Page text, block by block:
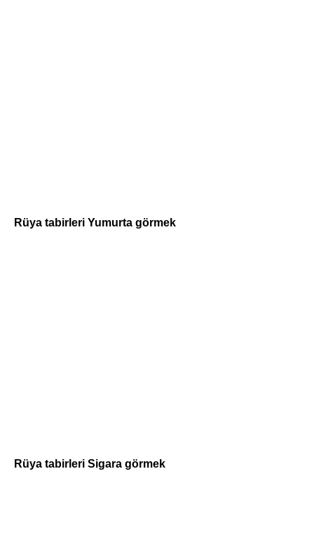
Rüya tabirleri Yumurta görmek
Rüya tabirleri Sigara görmek